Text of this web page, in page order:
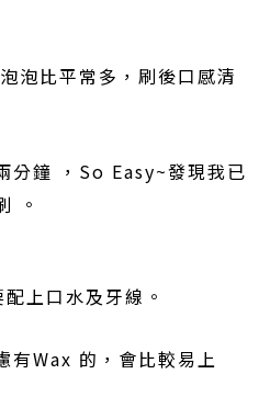
泡比平常多，刷後口感清
分鐘 ， So Easy~發現我已
。
配上口水及牙線。
有Wax 的，會比較易上